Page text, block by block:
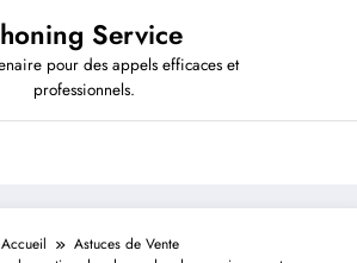
Service
pour des appels efficaces et
professionnels.
Accueil
Astuces de Vente